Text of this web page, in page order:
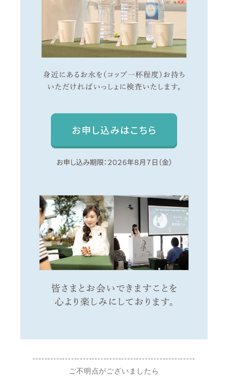
-------------------------------------------------------
ご不明点がございましたら